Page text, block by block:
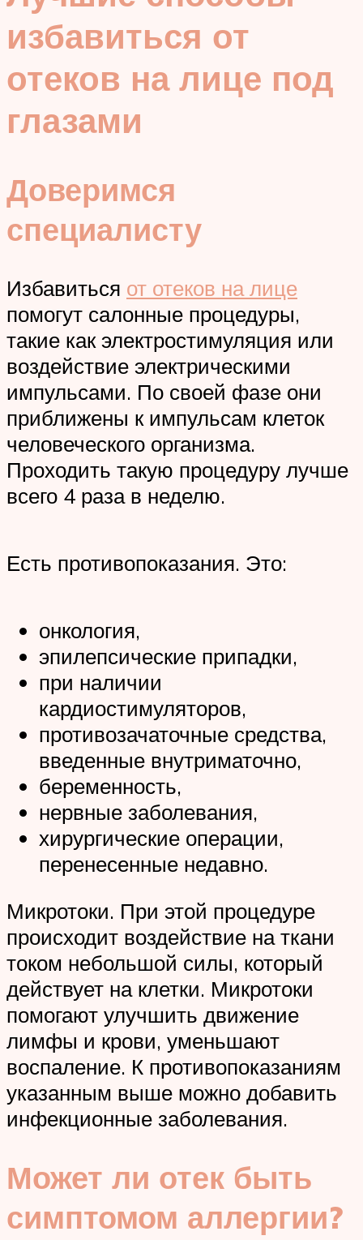
избавиться от
отеков на лице под
глазами
Доверимся
специалисту
Избавиться от отеков на лице
помогут салонные процедуры,
такие как электростимуляция или
воздействие электрическими
импульсами. По своей фазе они
приближены к импульсам клеток
человеческого организма.
Проходить такую процедуру лучше
всего 4 раза в неделю.
Есть противопоказания. Это:
онкология,
эпилепсические припадки,
при наличии
кардиостимуляторов,
противозачаточные средства,
введенные внутриматочно,
беременность,
нервные заболевания,
хирургические операции,
перенесенные недавно.
Микротоки. При этой процедуре
происходит воздействие на ткани
током небольшой силы, который
действует на клетки. Микротоки
помогают улучшить движение
лимфы и крови, уменьшают
воспаление. К противопоказаниям
указанным выше можно добавить
инфекционные заболевания.
Может ли отек быть
симптомом аллергии?